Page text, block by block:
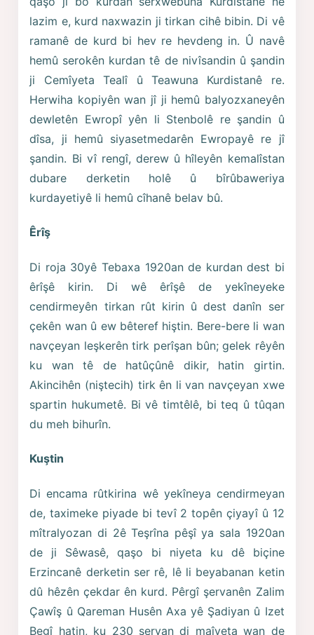
lazim e, kurd naxwazin ji tirkan cihê bibin. Di vê
ramanê de kurd bi hev re hevdeng in. Û navê
hemû serokên kurdan tê de nivîsandin û şandin
ji Cemîyeta Tealî û Teawuna Kurdistanê re.
Herwiha kopiyên wan jî ji hemû balyozxaneyên
dewletên Ewropî yên li Stenbolê re şandin û
dîsa, ji hemû siyasetmedarên Ewropayê re jî
şandin. Bi vî rengî, derew û hîleyên kemalîstan
dubare derketin holê û bîrûbaweriya
kurdayetiyê li hemû cîhanê belav bû.
Êrîş
Di roja 30yê Tebaxa 1920an de kurdan dest bi
êrîşê kirin. Di wê êrîşê de yekîneyeke
cendirmeyên tirkan rût kirin û dest danîn ser
çekên wan û ew bêteref hiştin. Bere-bere li wan
navçeyan leşkerên tirk perîşan bûn; gelek rêyên
ku wan tê de hatûçûnê dikir, hatin girtin.
Akincihên (niştecih) tirk ên li van navçeyan xwe
spartin hukumetê. Bi vê timtêlê, bi teq û tûqan
du meh bihurîn.
Kuştin
Di encama rûtkirina wê yekîneya cendirmeyan
de, taximeke piyade bi tevî 2 topên çiyayî û 12
mîtralyozan di 2ê Teşrîna pêşî ya sala 1920an
de ji Sêwasê, qaşo bi niyeta ku dê biçine
Erzincanê derketin ser rê, lê li beyabanan ketin
dû hêzên çekdar ên kurd. Pêrgî şervanên Zalim
Çawîş û Qareman Husên Axa yê Şadiyan û Izet
Begî hatin, ku 230 şervan di maîyeta wan de